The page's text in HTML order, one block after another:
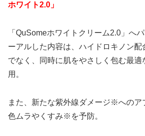
ホワイト2.0」
「QuSomeホワイトクリーム2.0」へ
ーアルした内容は、 ハイドロキノン配
でなく、同時に肌をやさしく包む最
用。
また、新たな紫外線ダメージ※へのア
色ムラやくすみ※を予防。